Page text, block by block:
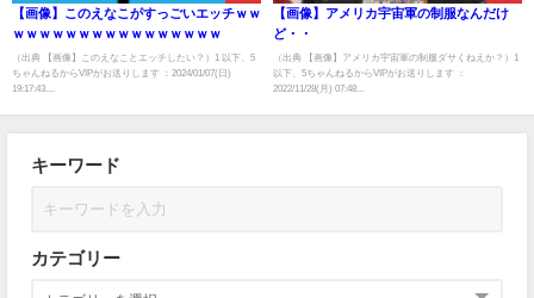
【画像】このえなこがすっごいエッチｗｗ
ｗｗｗｗｗｗｗｗｗｗｗｗｗｗｗｗ
（出典 【画像】このえなことエッチしたい？）1 以下、5
ちゃんねるからVIPがお送りします ：2024/01/07(日)
19:17:43....
【画像】アメリカ宇宙軍の制服なんだけ
ど・・
（出典 【画像】アメリカ宇宙軍の制服ダサくねえか？）1
以下、5ちゃんねるからVIPがお送りします ：
2022/11/28(月) 07:48...
キーワード
カテゴリー